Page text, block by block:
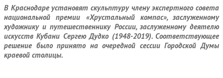
В Краснодаре установят скульптуру члену экспертного совета
национальной премии «Хрустальный компас», заслуженному
художнику и путешественнику России, заслуженному деятелю
искусств Кубани Сергею Дудко (1948-2019). Соответствующее
решение было принято на очередной сессии Городской Думы
краевой столицы.